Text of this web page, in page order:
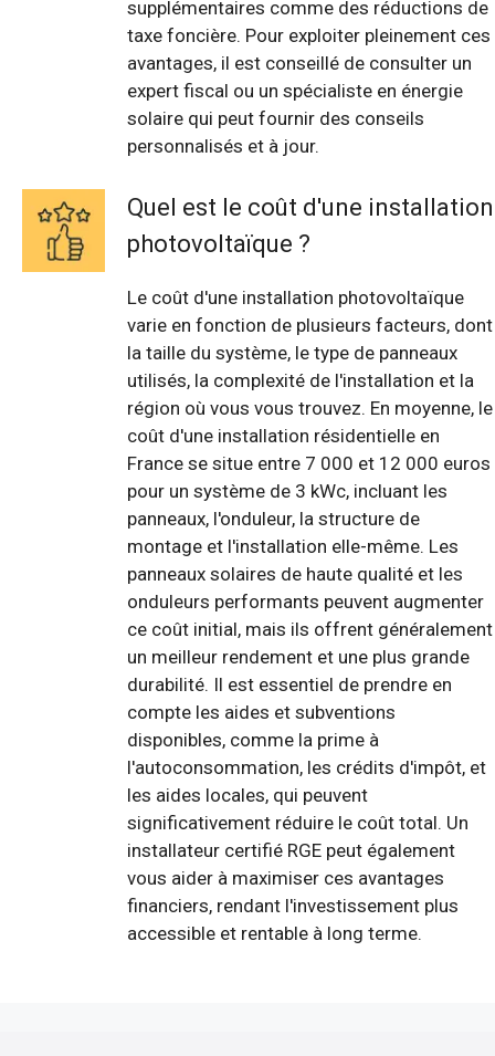
supplémentaires comme des réductions de
taxe foncière. Pour exploiter pleinement ces
avantages, il est conseillé de consulter un
expert fiscal ou un spécialiste en énergie
solaire qui peut fournir des conseils
personnalisés et à jour.
Quel est le coût d'une installation
photovoltaïque ?
Le coût d'une installation photovoltaïque
varie en fonction de plusieurs facteurs, dont
la taille du système, le type de panneaux
utilisés, la complexité de l'installation et la
région où vous vous trouvez. En moyenne, le
coût d'une installation résidentielle en
France se situe entre 7 000 et 12 000 euros
pour un système de 3 kWc, incluant les
panneaux, l'onduleur, la structure de
montage et l'installation elle-même. Les
panneaux solaires de haute qualité et les
onduleurs performants peuvent augmenter
ce coût initial, mais ils offrent généralement
un meilleur rendement et une plus grande
durabilité. Il est essentiel de prendre en
compte les aides et subventions
disponibles, comme la prime à
l'autoconsommation, les crédits d'impôt, et
les aides locales, qui peuvent
significativement réduire le coût total. Un
installateur certifié RGE peut également
vous aider à maximiser ces avantages
financiers, rendant l'investissement plus
accessible et rentable à long terme.